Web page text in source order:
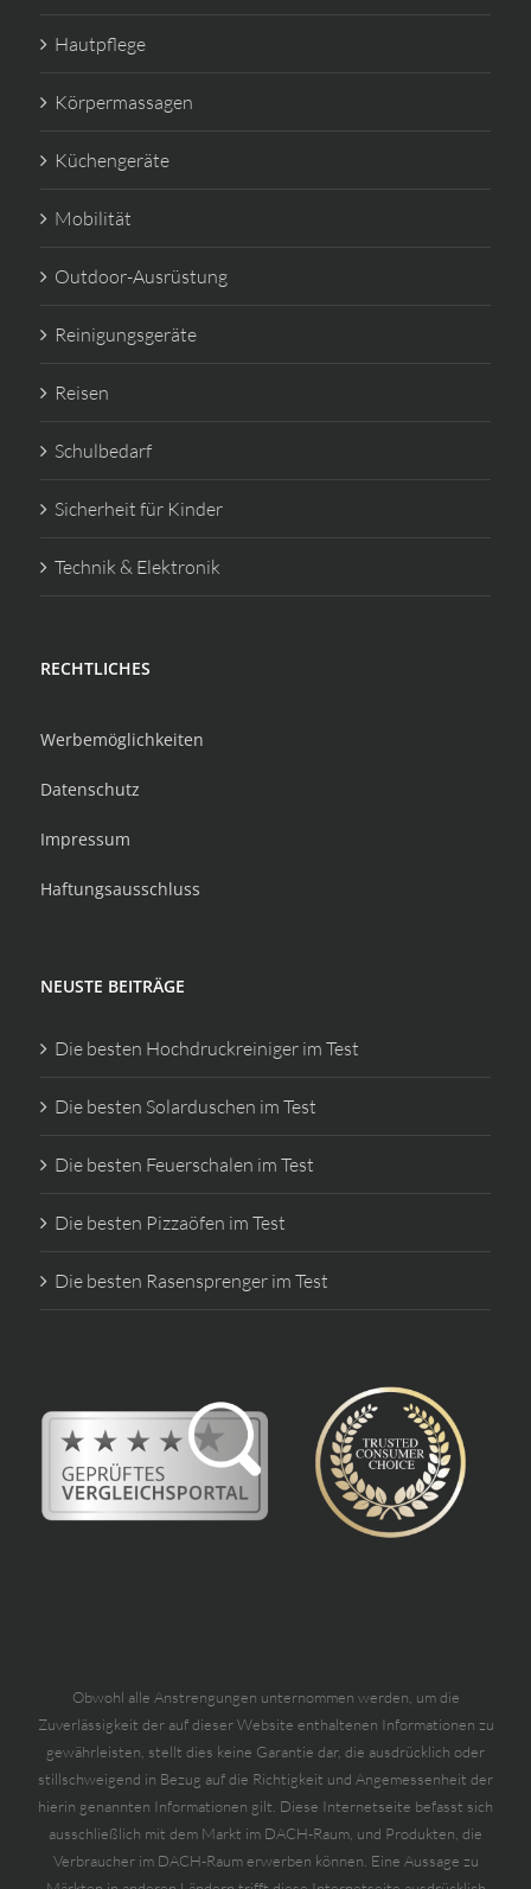
Hautpflege
Körpermassagen
Küchengeräte
Mobilität
Outdoor-Ausrüstung
Reinigungsgeräte
Reisen
Schulbedarf
Sicherheit für Kinder
Technik & Elektronik
RECHTLICHES
Werbemöglichkeiten
Datenschutz
Impressum
Haftungsausschluss
NEUSTE BEITRÄGE
Die besten Hochdruckreiniger im Test
Die besten Solarduschen im Test
Die besten Feuerschalen im Test
Die besten Pizzaöfen im Test
Die besten Rasensprenger im Test
Obwohl alle Anstrengungen unternommen werden, um die
Zuverlässigkeit der auf dieser Website enthaltenen Informationen zu
gewährleisten, stellt dies keine Garantie dar, die ausdrücklich oder
stillschweigend in Bezug auf die Richtigkeit und Angemessenheit der
hierin genannten Informationen gilt. Diese Internetseite befasst sich
ausschließlich mit dem Markt im DACH-Raum, und Produkten, die
Verbraucher im DACH-Raum erwerben können. Eine Aussage zu